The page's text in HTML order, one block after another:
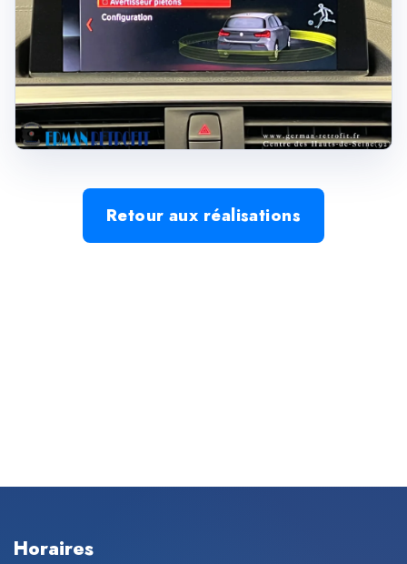
Retour aux réalisations
Horaires